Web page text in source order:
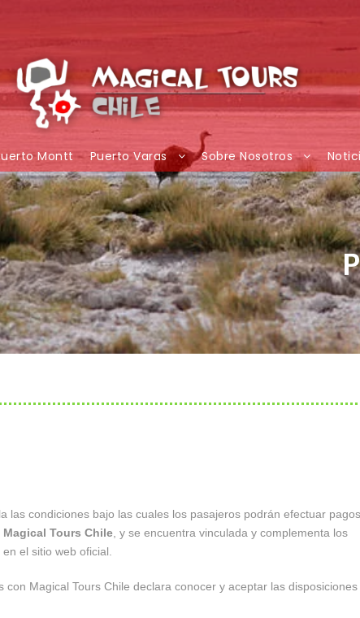
Montt Puerto Varas Sobre Nosotros
las condiciones bajo las cuales los pasajeros podrán efectuar
Magical Tours Chile, y se encuentra vinculada y complementa los
el sitio web oficial.
con Magical Tours Chile declara conocer y aceptar las